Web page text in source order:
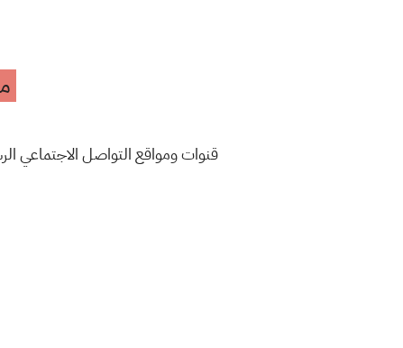
قنوات ومواقع التواصل الاجتماعي